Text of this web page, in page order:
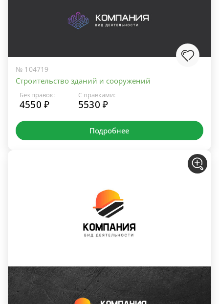
№ 104719
Строительство зданий и сооружений
Без правок:
4550 ₽
С правками:
5530 ₽
Подробнее